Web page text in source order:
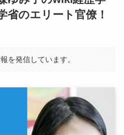
省のエリート官僚！
を発信しています。